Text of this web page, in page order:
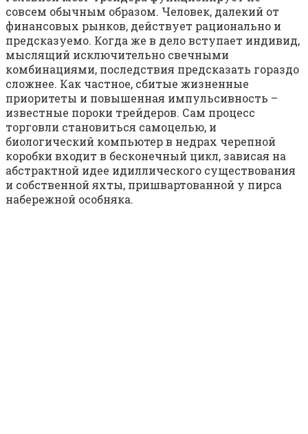
совсем обычным образом. Человек, далекий от
финансовых рынков, действует рационально и
предсказуемо. Когда же в дело вступает индивид,
мыслящий исключительно свечными
комбинациями, последствия предсказать гораздо
сложнее. Как частное, сбитые жизненные
приоритеты и повышенная импульсивность –
известные пороки трейдеров. Сам процесс
торговли становиться самоцелью, и
биологический компьютер в недрах черепной
коробки входит в бесконечный цикл, зависая на
абстрактной идее идиллического существования
и собственной яхты, пришвартованной у пирса
набережной особняка.